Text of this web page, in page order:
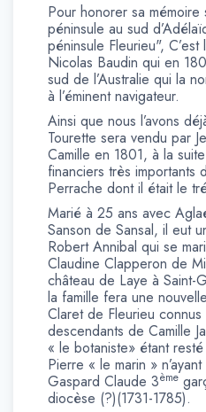
Pour honorer sa
péninsule au sud
péninsule Fleurieu", C’est
Nicolas Baudin qui en
sud de l’Australie qui la
à l’éminent navigateur.
Ainsi que nous l’avons
Tourette sera vendu par
Camille en 1801, à la
financiers très importants
Perrache dont il était le
Marié à 25 ans avec
Sanson de Sansal, il eut
Robert Annibal qui se
Claudine Clapperon de
château de Laye à Saint-
la famille fera une
Claret de Fleurieu
descendants de Camille
« le botaniste» étant
Pierre « le marin »
Gaspard Claude 3ème
diocèse (?)(1731-1785).